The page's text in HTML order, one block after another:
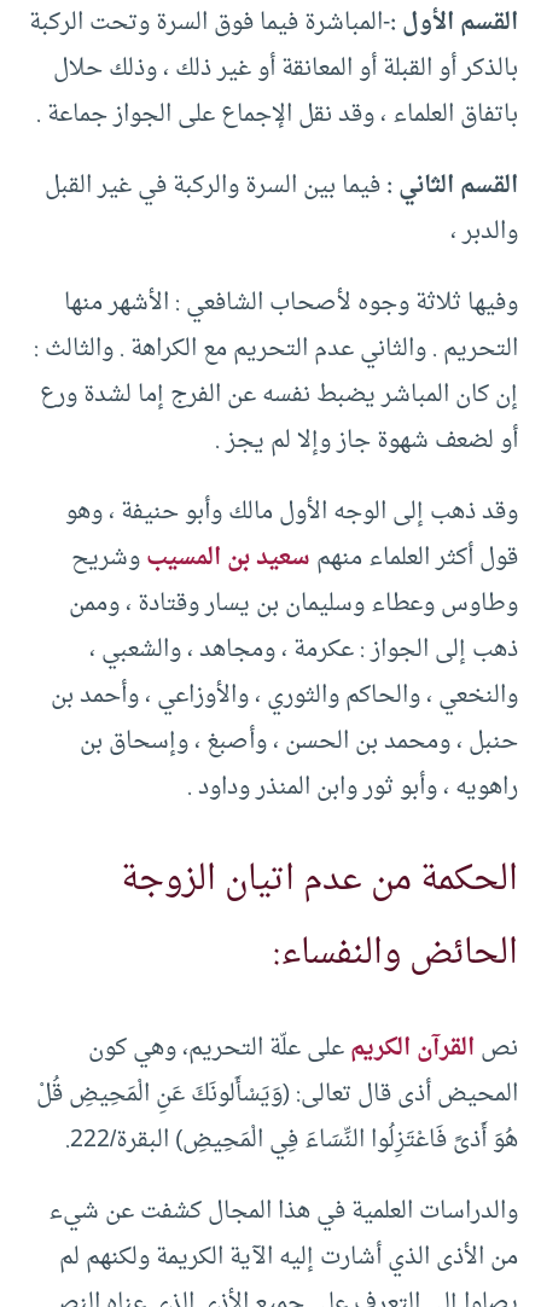
القسم الأول :-المباشرة فيما فوق السرة وتحت الركبة
بالذكر أو القبلة أو المعانقة أو غير ذلك ، وذلك حلال
باتفاق العلماء ، وقد نقل الإجماع على الجواز جماعة .
القسم الثاني :فيما بين السرة والركبة في غير القبل
والدبر ،
وفيها ثلاثة وجوه لأصحاب الشافعي : الأشهر منها
التحريم . والثاني عدم التحريم مع الكراهة . والثالث :
إن كان المباشر يضبط نفسه عن الفرج إما لشدة ورع
أو لضعف شهوة جاز وإلا لم يجز .
وقد ذهب إلى الوجه الأول مالك وأبو حنيفة ، وهو
قول أكثر العلماء منهمسعيد بن المسيبوشريح
وطاوس وعطاء وسليمان بن يسار وقتادة ، وممن
ذهب إلى الجواز : عكرمة ، ومجاهد ، والشعبي ،
والنخعي ، والحاكم والثوري ، والأوزاعي ، وأحمد بن
حنبل ، ومحمد بن الحسن ، وأصبغ ، وإسحاق بن
راهويه ، وأبو ثور وابن المنذر وداود .
الحكمة من عدم اتيان الزوجة
الحائض والنفساء:
نصالقرآن الكريمعلى علّة التحريم، وهي كون
المحيض أذى قال تعالى: (وَيَسْأَلونَكَ عَنِ الْمَحِيضِ قُلْ
هُوَ أَذىً فَاعْتَزِلُوا النِّسَاءَ فِي الْمَحِيضِ) البقرة/222.
والدراسات العلمية في هذا المجال كشفت عن شيء
من الأذى الذي أشارت إليه الآية الكريمة ولكنهم لم